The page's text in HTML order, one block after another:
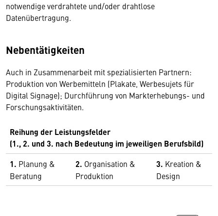
notwendige verdrahtete und/oder drahtlose
Datenübertragung.
Nebentätigkeiten
Auch in Zusammenarbeit mit spezialisierten Partnern:
Produktion von Werbemitteln (Plakate, Werbesujets für
Digital Signage); Durchführung von Markterhebungs- und
Forschungsaktivitäten.
Reihung der Leistungsfelder
(1., 2. und 3. nach Bedeutung im jeweiligen Berufsbild)
1. Planung &
Beratung
2. Organisation &
Produktion
3. Kreation &
Design